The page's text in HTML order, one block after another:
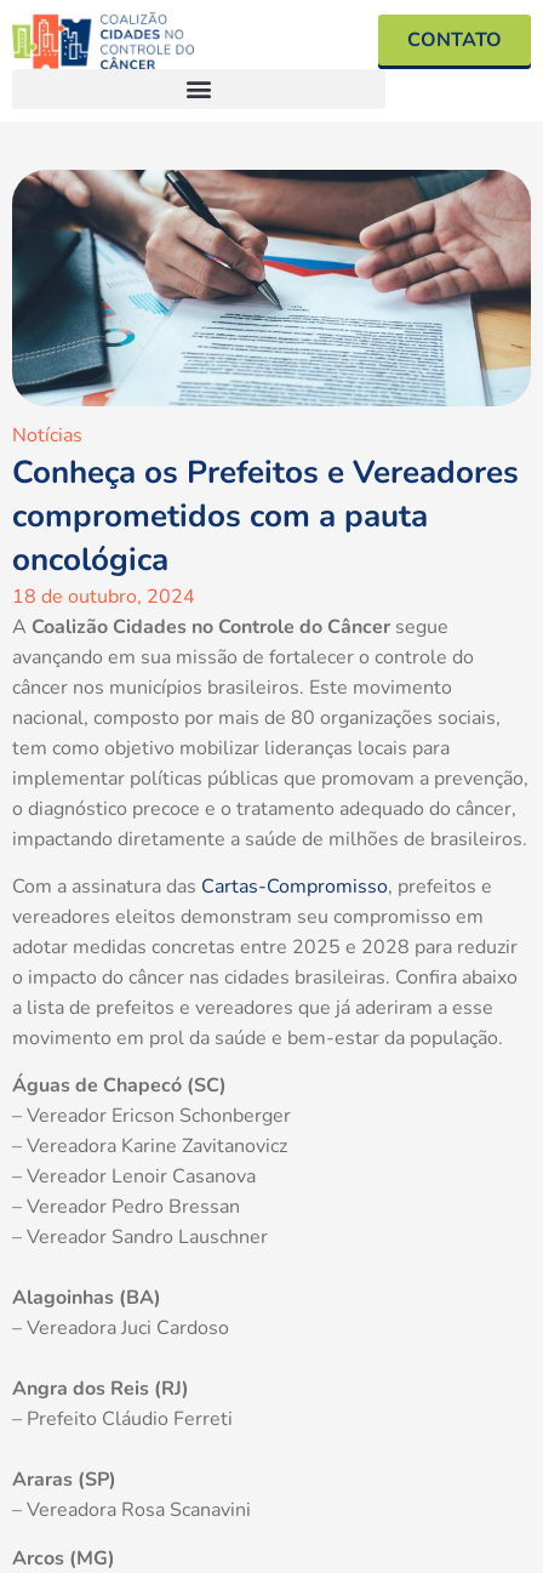
CONTATO
Notícias
Conheça os Prefeitos e Vereadores
comprometidos com a pauta
oncológica
18 de outubro, 2024
A Coalizão Cidades no Controle do Câncer segue
avançando em sua missão de fortalecer o controle do
câncer nos municípios brasileiros. Este movimento
nacional, composto por mais de 80 organizações sociais,
tem como objetivo mobilizar lideranças locais para
implementar políticas públicas que promovam a prevenção,
o diagnóstico precoce e o tratamento adequado do câncer,
impactando diretamente a saúde de milhões de brasileiros.
Com a assinatura das Cartas-Compromisso, prefeitos e
vereadores eleitos demonstram seu compromisso em
adotar medidas concretas entre 2025 e 2028 para reduzir
o impacto do câncer nas cidades brasileiras. Confira abaixo
a lista de prefeitos e vereadores que já aderiram a esse
movimento em prol da saúde e bem-estar da população.
Águas de Chapecó (SC)
– Vereador Ericson Schonberger
– Vereadora Karine Zavitanovicz
– Vereador Lenoir Casanova
– Vereador Pedro Bressan
– Vereador Sandro Lauschner
Alagoinhas (BA)
– Vereadora Juci Cardoso
Angra dos Reis (RJ)
– Prefeito Cláudio Ferreti
Araras (SP)
– Vereadora Rosa Scanavini
Arcos (MG)